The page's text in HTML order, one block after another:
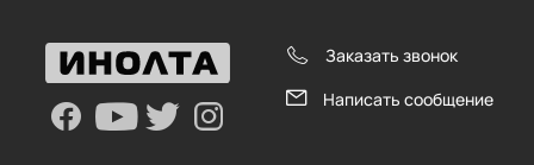
Заказать звонок
Написать сообщение